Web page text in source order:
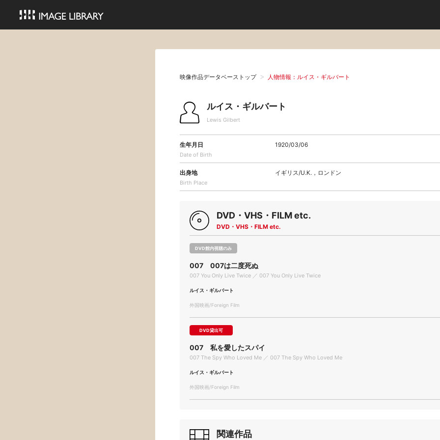
映像作品データベーストップ 人物情報：ルイス・ギルバート
ルイス・ギルバート
Lewis Gilbert
生年月日
Date of Birth
1920/03/06
出身地
Birth Place
イギリス/U.K.，ロンドン
DVD・VHS・FILM etc.
DVD・VHS・FILM etc.
DVD館内視聴のみ
007 007は二度死ぬ
007 You Only Live Twice ／ 007 You Only Live Twice
ルイス・ギルバート
外国映画/Foreign Film
DVD貸出可
007 私を愛したスパイ
007 The Spy Who Loved Me ／ 007 The Spy Who Loved Me
ルイス・ギルバート
外国映画/Foreign Film
関連作品